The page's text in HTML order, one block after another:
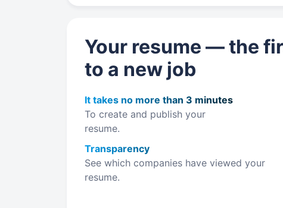
Your resume — the
to a new job
It takes no more than 3 minutes
To create and publish your
resume.
Transparency
See which companies have viewed your
resume.